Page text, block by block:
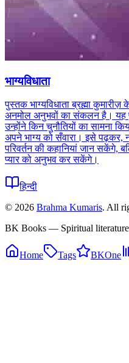
भाग्यविधाता
पुस्तक भाग्यविधाता ब्रह्मा कुमारीज़
अनमोल अनुभवों का संकलन है। यह
उन्होंने किन चुनौतियों का सामना
अपने भाग्य को सँवारा। इसे पढ़कर,
परिवर्तन की कहानियां जान सकेंगे,
प्यार को अनुभव कर सकेंगे।
हिन्दी
© 2026 Brahma Kumaris. All
BK Books — Spiritual
Home Tags BKOne